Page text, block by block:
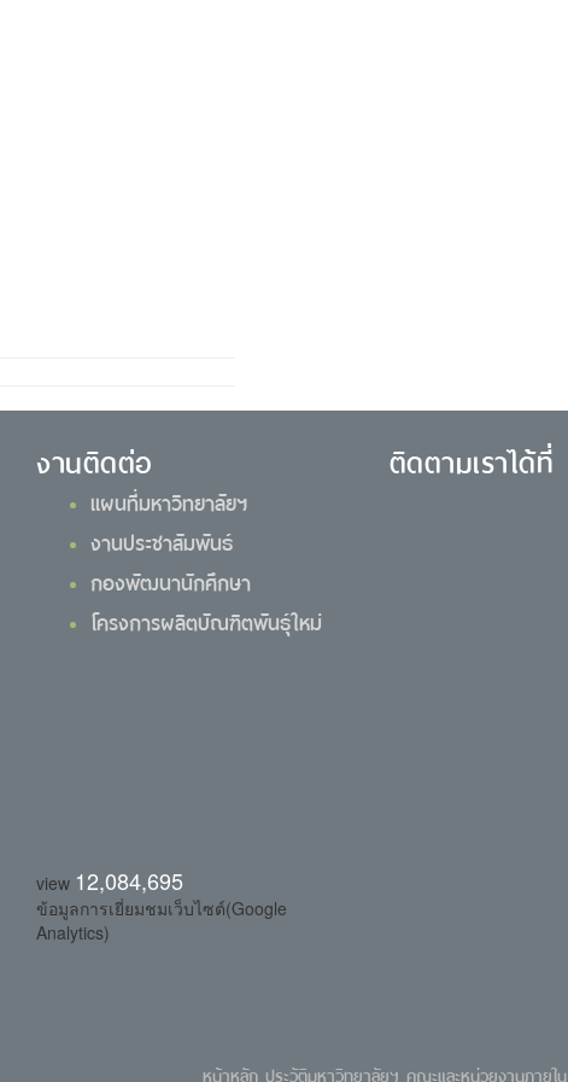
งานติดต่อ
แผนที่มหาวิทยาลัยฯ
งานประชาสัมพันธ์
กองพัฒนานักศึกษา
โครงการผลิตบัณฑิตพันธุ์ใหม่
ติดตามเราได้ที่
view 12,084,695
ข้อมูลการเยี่ยมชมเว็บไซต์(Google
Analytics)
หน้าหลัก ประวัติมหาวิทยาลัยฯ คณะและหน่วยงานภายใน